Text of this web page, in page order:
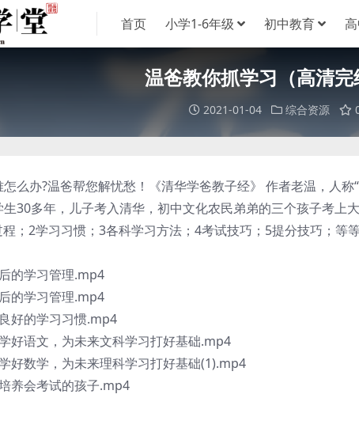
首页 小学1-6年级 初中教育
温爸教你抓学习（高清
2021-01-04 综合资源
办?温爸帮您解忧愁！《清华学爸教子经》 作者老温，人称
30多年，儿子考入清华，初中文化农民弟弟的三个孩子考上
；2学习习惯；3各科学习方法；4考试技巧；5提分技巧；等等
学习管理.mp4
学习管理.mp4
的学习习惯.mp4
语文，为未来文科学习打好基础.mp4
数学，为未来理科学习打好基础(1).mp4
会考试的孩子.mp4